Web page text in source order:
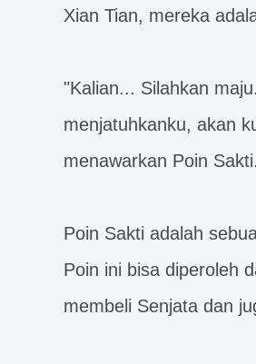
Xian Tian, mereka
"Kalian... Silahkan
menjatuhkanku, akan
menawarkan Poin Sakti.
Poin Sakti adalah
Poin ini bisa diperoleh
membeli Senjata dan